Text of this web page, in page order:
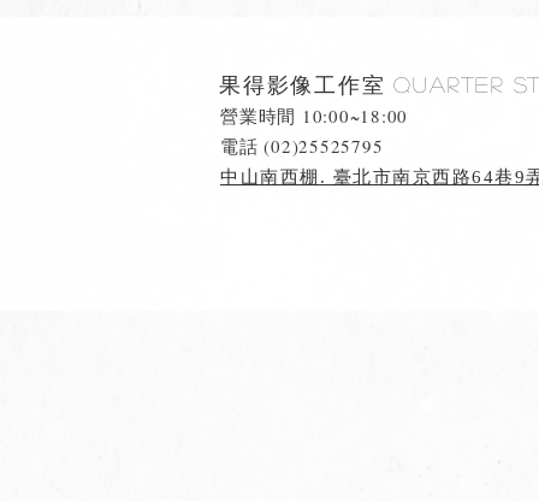
果得影像工作室Quarter
營業時間 10:00~18:00
​電話 (02)25525795
中山南西棚. 臺北市南京西路64巷9